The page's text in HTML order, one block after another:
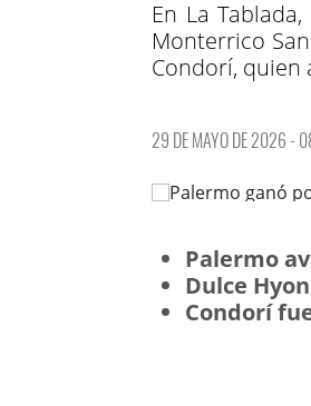
En La
Monterrico
Condorí, quien
29 DE MAYO DE 2026 -
Palermo
Dulce
Condorí